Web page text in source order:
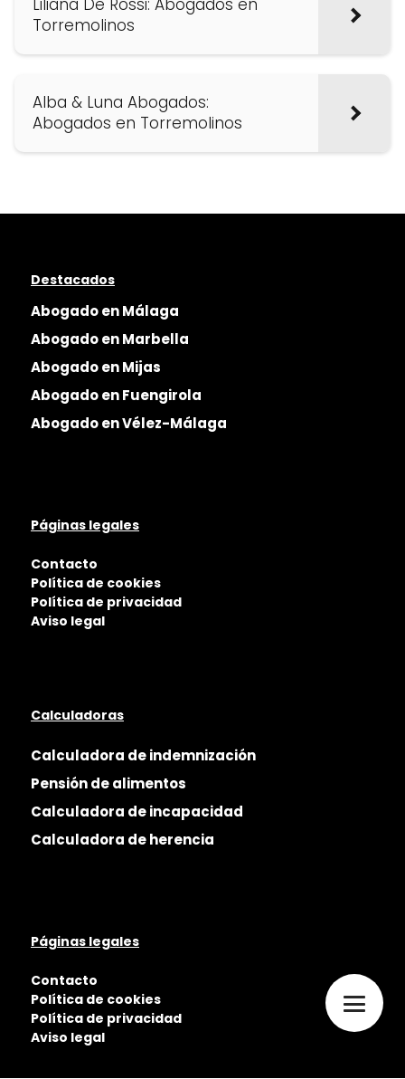
Liliana De Rossi: Abogados en
Torremolinos
Alba & Luna Abogados:
Abogados en Torremolinos
Destacados
Abogado en Málaga
Abogado en Marbella
Abogado en Mijas
Abogado en Fuengirola
Abogado en Vélez-Málaga
Páginas legales
Contacto
Política de cookies
Política de privacidad
Aviso legal
Calculadoras
Calculadora de indemnización
Pensión de alimentos
Calculadora de incapacidad
Calculadora de herencia
Páginas legales
Contacto
Política de cookies
Política de privacidad
Aviso legal